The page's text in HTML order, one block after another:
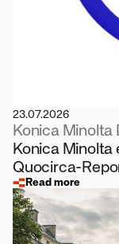
23.07.2026
Konica
Konica Minolta
Quocirca-
Read more